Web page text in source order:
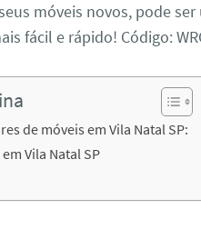
móveis novos, pode
fácil e rápido! Código:
de móveis em Vila Natal SP:
Vila Natal SP